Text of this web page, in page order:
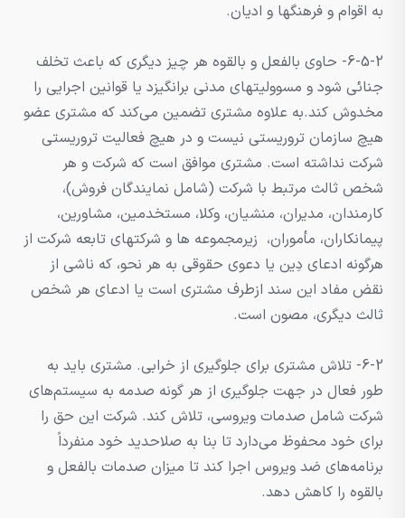
به اقوام و فرهنگها و ادیان.
6-5-2- حاوی بالفعل و بالقوه هر چیز دیگری که باعث تخلف
جنائی شود و مسوولیتهای مدنی برانگیزد یا قوانین اجرایی را
مخدوش کند.به علاوه مشتری تضمین می‌کند که مشتری عضو
هیچ سازمان تروریستی نیست و در هیچ فعالیت تروریستی
شرکت نداشته است. مشتری موافق است که شرکت و هر
شخص ثالث مرتبط با شرکت (شامل نمایندگان فروش)،
کارمندان، مدیران، منشیان، وکلا، مستخدمین، مشاورین،
پیمانکاران، مأموران، زیرمجموعه ها و شرکتهای تابعه شرکت از
هرگونه ادعای دِین یا دعوی حقوقی به هر نحو، که ناشی از
نقض مفاد این سند ازطرف مشتری است یا ادعای هر شخص
ثالث دیگری، مصون است.
6-2- تلاش مشتری برای جلوگیری از خرابی. مشتری باید به
طور فعال در جهت جلوگیری از هر گونه صدمه به سیستم‌های
شرکت شامل صدمات ویروسی، تلاش کند. شرکت این حق را
برای خود محفوظ می‌دارد تا بنا به صلاحدید خود منفرداً
برنامه‌های ضد ویروس اجرا کند تا میزان صدمات بالفعل و
بالقوه را کاهش دهد.